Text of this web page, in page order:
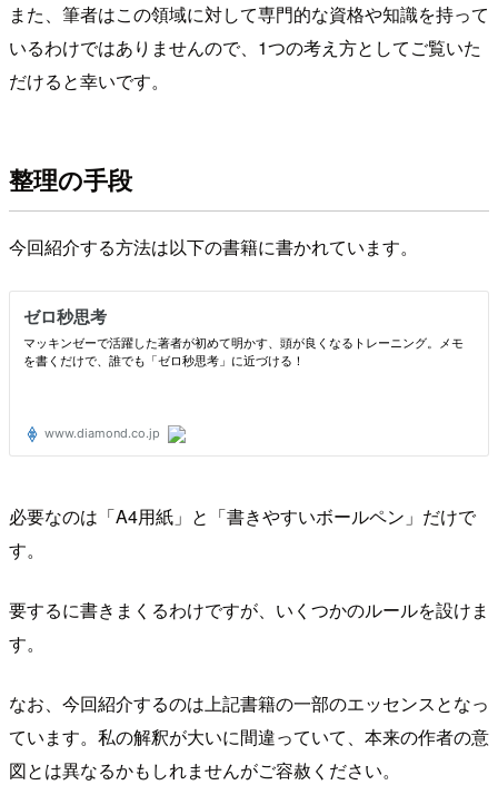
また、筆者はこの領域に対して専門的な資格や知識を持って
いるわけではありませんので、1つの考え方としてご覧いた
だけると幸いです。
整理の手段
今回紹介する方法は以下の書籍に書かれています。
必要なのは「A4用紙」と「書きやすいボールペン」だけで
す。
要するに書きまくるわけですが、いくつかのルールを設けま
す。
なお、今回紹介するのは上記書籍の一部のエッセンスとなっ
ています。私の解釈が大いに間違っていて、本来の作者の意
図とは異なるかもしれませんがご容赦ください。